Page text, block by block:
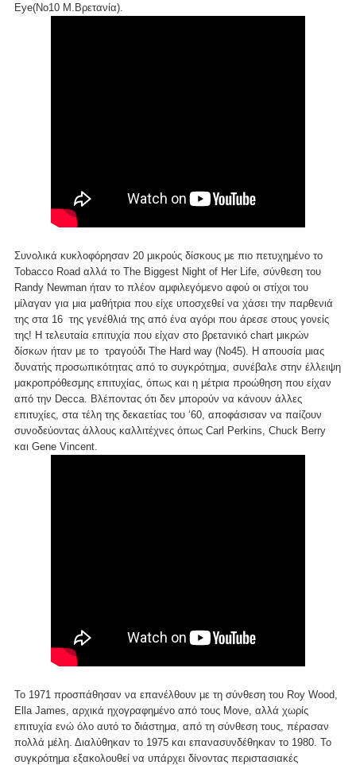
Eye(Νο10 Μ.Βρετανία).
Συνολικά κυκλοφόρησαν 20 μικρούς δίσκους με πιο πετυχημένο το
Tobacco Road αλλά το The Biggest Night of Her Life, σύνθεση του
Randy Newman ήταν το πλέον αμφιλεγόμενο αφού οι στίχοι του
μίλαγαν για μια μαθήτρια που είχε υποσχεθεί να χάσει την παρθενιά
της στα 16 της γενέθλιά της από ένα αγόρι που άρεσε στους γονείς
της! Η τελευταία επιτυχία που είχαν στο βρετανικό chart μικρών
δίσκων ήταν με το τραγούδι The Hard way (No45). Η απουσία μιας
δυνατής προσωπικότητας από το συγκρότημα, συνέβαλε στην έλλειψη
μακροπρόθεσμης επιτυχίας, όπως και η μέτρια προώθηση που είχαν
από την Decca. Βλέποντας ότι δεν μπορούν να κάνουν άλλες
επιτυχίες, στα τέλη της δεκαετίας του ‘60, αποφάσισαν να παίζουν
συνοδεύοντας άλλους καλλιτέχνες όπως Carl Perkins, Chuck Berry
και Gene Vincent.
Το 1971 προσπάθησαν να επανέλθουν με τη σύνθεση του Roy Wood,
Ella James, αρχικά ηχογραφημένο από τους Move, αλλά χωρίς
επιτυχία ενώ όλο αυτό το διάστημα, από τη σύνθεση τους, πέρασαν
πολλά μέλη. Διαλύθηκαν το 1975 και επανασυνδέθηκαν το 1980. Το
συγκρότημα εξακολουθεί να υπάρχει δίνοντας περιστασιακές